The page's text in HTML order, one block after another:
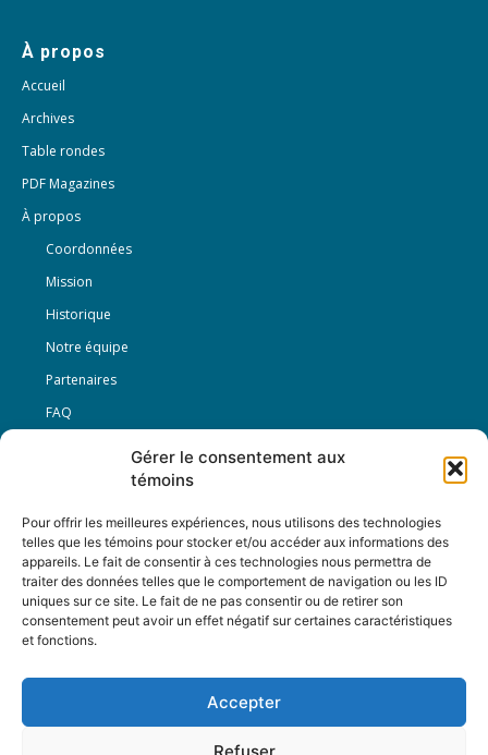
Gérer le consentement aux
témoins
Pour offrir les meilleures expériences, nous utilisons des technologies
telles que les témoins pour stocker et/ou accéder aux informations des
appareils. Le fait de consentir à ces technologies nous permettra de
traiter des données telles que le comportement de navigation ou les ID
uniques sur ce site. Le fait de ne pas consentir ou de retirer son
consentement peut avoir un effet négatif sur certaines caractéristiques
et fonctions.
Accepter
Refuser
À propos
Accueil
Archives
Table rondes
PDF Magazines
À propos
Coordonnées
Mission
Historique
Notre équipe
Partenaires
FAQ
Conditions générales
Nous Suivre
Contactez-nous :
12-3894 rue Sainte-Catherine Est,